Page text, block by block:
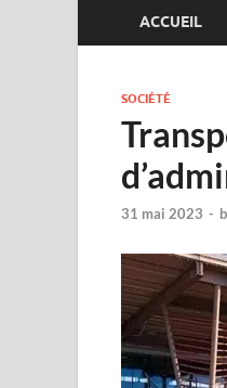
ACCUEIL
SOCIÉTÉ
31 mai 2023 -